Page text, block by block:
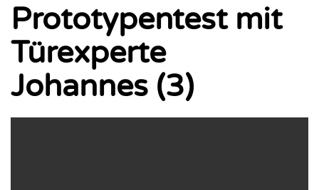
Prototypentest mit
Türexperte
Johannes (3)